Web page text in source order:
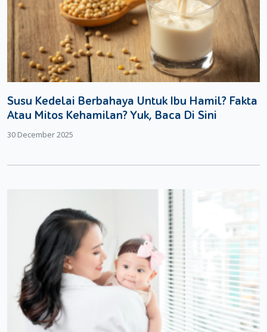
Susu Kedelai Berbahaya Untuk Ibu Hamil? Fakta
Atau Mitos Kehamilan? Yuk, Baca Di Sini
30 December 2025